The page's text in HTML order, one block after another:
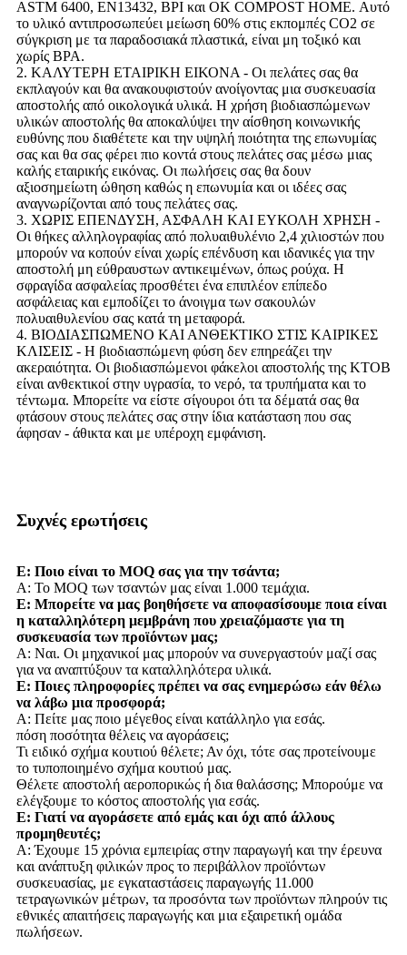
ASTM 6400, EN13432, BPI και OK COMPOST HOME. Αυτό
το υλικό αντιπροσωπεύει μείωση 60% στις εκπομπές CO2 σε
σύγκριση με τα παραδοσιακά πλαστικά, είναι μη τοξικό και
χωρίς BPA.
2. ΚΑΛΥΤΕΡΗ ΕΤΑΙΡΙΚΗ ΕΙΚΟΝΑ - Οι πελάτες σας θα
εκπλαγούν και θα ανακουφιστούν ανοίγοντας μια συσκευασία
αποστολής από οικολογικά υλικά. Η χρήση βιοδιασπώμενων
υλικών αποστολής θα αποκαλύψει την αίσθηση κοινωνικής
ευθύνης που διαθέτετε και την υψηλή ποιότητα της επωνυμίας
σας και θα σας φέρει πιο κοντά στους πελάτες σας μέσω μιας
καλής εταιρικής εικόνας. Οι πωλήσεις σας θα δουν
αξιοσημείωτη ώθηση καθώς η επωνυμία και οι ιδέες σας
αναγνωρίζονται από τους πελάτες σας.
3. ΧΩΡΙΣ ΕΠΕΝΔΥΣΗ, ΑΣΦΑΛΗ ΚΑΙ ΕΥΚΟΛΗ ΧΡΗΣΗ -
Οι θήκες αλληλογραφίας από πολυαιθυλένιο 2,4 χιλιοστών που
μπορούν να κοπούν είναι χωρίς επένδυση και ιδανικές για την
αποστολή μη εύθραυστων αντικειμένων, όπως ρούχα. Η
σφραγίδα ασφαλείας προσθέτει ένα επιπλέον επίπεδο
ασφάλειας και εμποδίζει το άνοιγμα των σακουλών
πολυαιθυλενίου σας κατά τη μεταφορά.
4. ΒΙΟΔΙΑΣΠΩΜΕΝΟ ΚΑΙ ΑΝΘΕΚΤΙΚΟ ΣΤΙΣ ΚΑΙΡΙΚΕΣ
ΚΛΙΣΕΙΣ - Η βιοδιασπώμενη φύση δεν επηρεάζει την
ακεραιότητα. Οι βιοδιασπώμενοι φάκελοι αποστολής της KTOB
είναι ανθεκτικοί στην υγρασία, το νερό, τα τρυπήματα και το
τέντωμα. Μπορείτε να είστε σίγουροι ότι τα δέματά σας θα
φτάσουν στους πελάτες σας στην ίδια κατάσταση που σας
άφησαν - άθικτα και με υπέροχη εμφάνιση.
Συχνές ερωτήσεις
Ε: Ποιο είναι το MOQ σας για την τσάντα;
Α: Το MOQ των τσαντών μας είναι 1.000 τεμάχια.
Ε: Μπορείτε να μας βοηθήσετε να αποφασίσουμε ποια είναι
η καταλληλότερη μεμβράνη που χρειαζόμαστε για τη
συσκευασία των προϊόντων μας;
Α: Ναι. Οι μηχανικοί μας μπορούν να συνεργαστούν μαζί σας
για να αναπτύξουν τα καταλληλότερα υλικά.
Ε: Ποιες πληροφορίες πρέπει να σας ενημερώσω εάν θέλω
να λάβω μια προσφορά;
Α: Πείτε μας ποιο μέγεθος είναι κατάλληλο για εσάς.
πόση ποσότητα θέλεις να αγοράσεις;
Τι ειδικό σχήμα κουτιού θέλετε; Αν όχι, τότε σας προτείνουμε
το τυποποιημένο σχήμα κουτιού μας.
Θέλετε αποστολή αεροπορικώς ή δια θαλάσσης; Μπορούμε να
ελέγξουμε το κόστος αποστολής για εσάς.
Ε: Γιατί να αγοράσετε από εμάς και όχι από άλλους
προμηθευτές;
Α: Έχουμε 15 χρόνια εμπειρίας στην παραγωγή και την έρευνα
και ανάπτυξη φιλικών προς το περιβάλλον προϊόντων
συσκευασίας, με εγκαταστάσεις παραγωγής 11.000
τετραγωνικών μέτρων, τα προσόντα των προϊόντων πληρούν τις
εθνικές απαιτήσεις παραγωγής και μια εξαιρετική ομάδα
πωλήσεων.